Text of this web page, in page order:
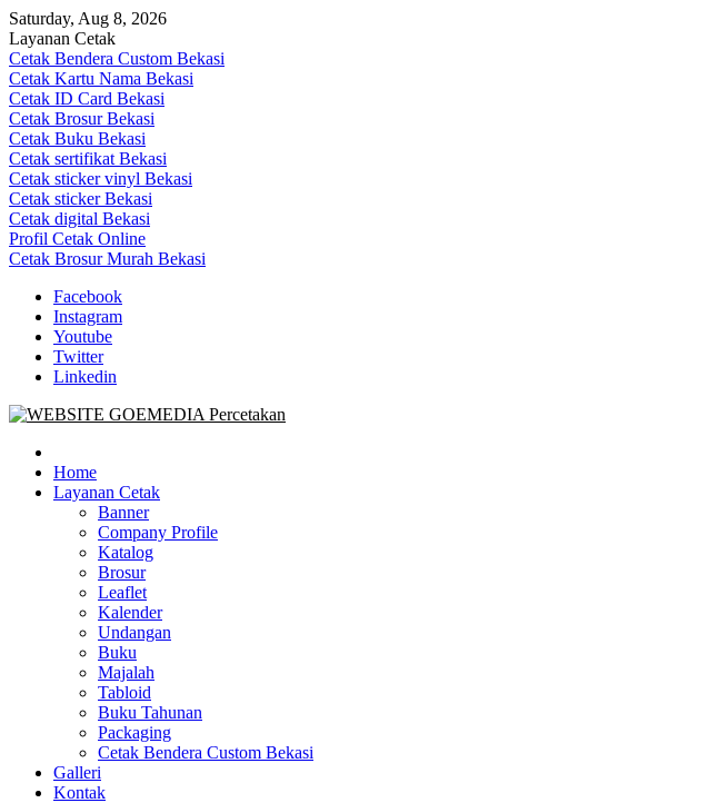
Skip
to
content
Saturday, Aug 8, 2026
Layanan Cetak
Cetak Bendera Custom Bekasi
Cetak Kartu Nama Bekasi
Cetak ID Card Bekasi
Cetak Brosur Bekasi
Cetak Buku Bekasi
Cetak sertifikat Bekasi
Cetak sticker vinyl Bekasi
Cetak sticker Bekasi
Cetak digital Bekasi
Profil Cetak Online
Cetak Brosur Murah Bekasi
Facebook
Instagram
Youtube
Twitter
Linkedin
Goe Media Percetakan | 0822-4439-5599 (Call/WA)
0822-4439-5599 (Call/WA) Percetakan jasa cetak banner buku yasin invoice kartu nama label map
Home
Layanan Cetak
Banner
Company Profile
Katalog
Brosur
Leaflet
Kalender
Undangan
Buku
Majalah
Tabloid
Buku Tahunan
Packaging
Cetak Bendera Custom Bekasi
Galleri
Kontak